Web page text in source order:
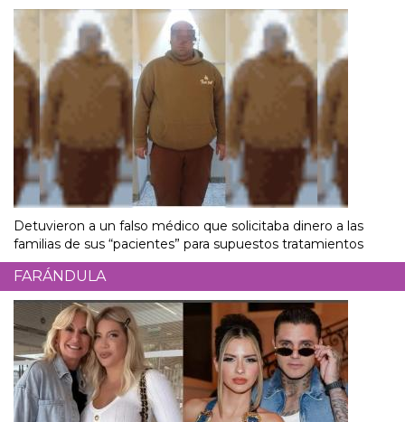
Detuvieron a un falso médico que solicitaba dinero a las
familias de sus “pacientes” para supuestos tratamientos
FARÁNDULA